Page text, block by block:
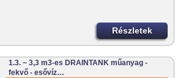
Részletek
1.3. ~ 3,3 m3-es DRAINTANK műanyag -
fekvő - esővíz…